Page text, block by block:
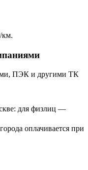
км.
ПЭК и другими ТК
для физлиц —
оплачивается при